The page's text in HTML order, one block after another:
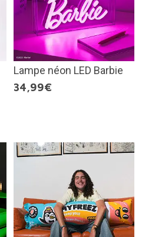
Lampe néon LED Barbie
34,99€